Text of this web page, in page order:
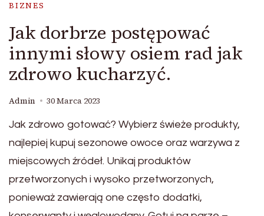
BIZNES
Jak dorbrze postępować
innymi słowy osiem rad jak
zdrowo kucharzyć.
Admin 30 Marca 2023
Jak zdrowo gotować? Wybierz świeże produkty,
najlepiej kupuj sezonowe owoce oraz warzywa z
miejscowych źródeł. Unikaj produktów
przetworzonych i wysoko przetworzonych,
ponieważ zawierają one często dodatki,